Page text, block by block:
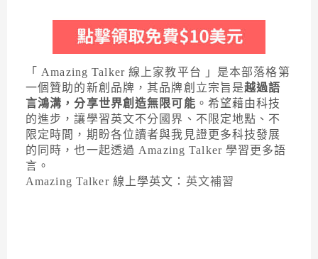
「 Amazing Talker 線上家教平台 」是本部落格第
一個贊助的新創品牌，其品牌創立宗旨是越過語
言鴻溝，分享世界創造無限可能 。希望藉由科技
的進步，讓學習英文不分國界、不限定地點、不
限定時間，期盼各位讀者與我見證更多科技發展
的同時，也一起透過 Amazing Talker 學習更多語
言。
Amazing Talker 線上學英文： 英文補習